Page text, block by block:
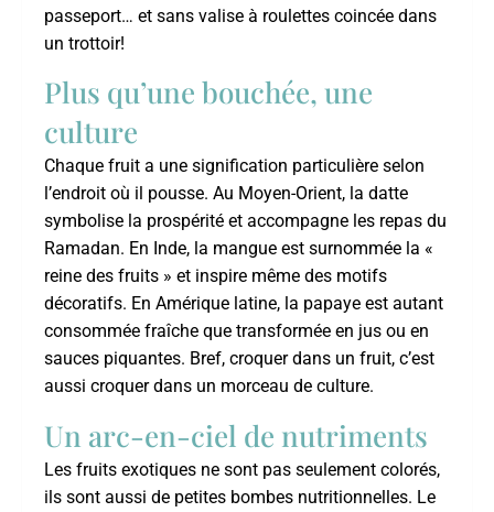
passeport… et sans valise à roulettes coincée dans
un trottoir!
Plus qu’une bouchée, une
culture
Chaque fruit a une signification particulière selon
l’endroit où il pousse. Au Moyen-Orient, la datte
symbolise la prospérité et accompagne les repas du
Ramadan. En Inde, la mangue est surnommée la «
reine des fruits » et inspire même des motifs
décoratifs. En Amérique latine, la papaye est autant
consommée fraîche que transformée en jus ou en
sauces piquantes. Bref, croquer dans un fruit, c’est
aussi croquer dans un morceau de culture.
Un arc-en-ciel de nutriments
Les fruits exotiques ne sont pas seulement colorés,
ils sont aussi de petites bombes nutritionnelles. Le